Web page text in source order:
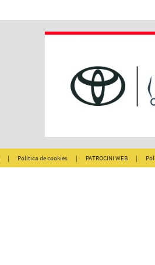
| Política de cookies | PATROCINI WEB |